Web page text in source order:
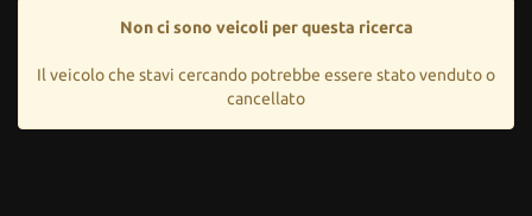
Non ci sono veicoli per questa ricerca
Il veicolo che stavi cercando potrebbe essere stato venduto o
cancellato